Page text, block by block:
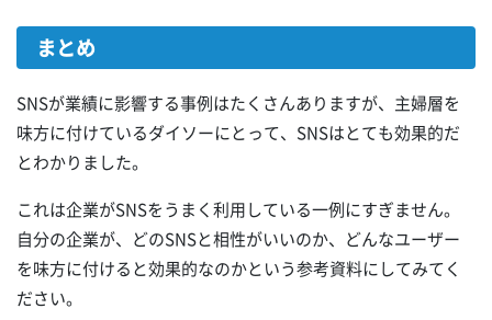
まとめ
SNSが業績に影響する事例はたくさんありますが、主婦層を
味方に付けているダイソーにとって、SNSはとても効果的だ
とわかりました。
これは企業がSNSをうまく利用している一例にすぎません。
自分の企業が、どのSNSと相性がいいのか、どんなユーザー
を味方に付けると効果的なのかという参考資料にしてみてく
ださい。